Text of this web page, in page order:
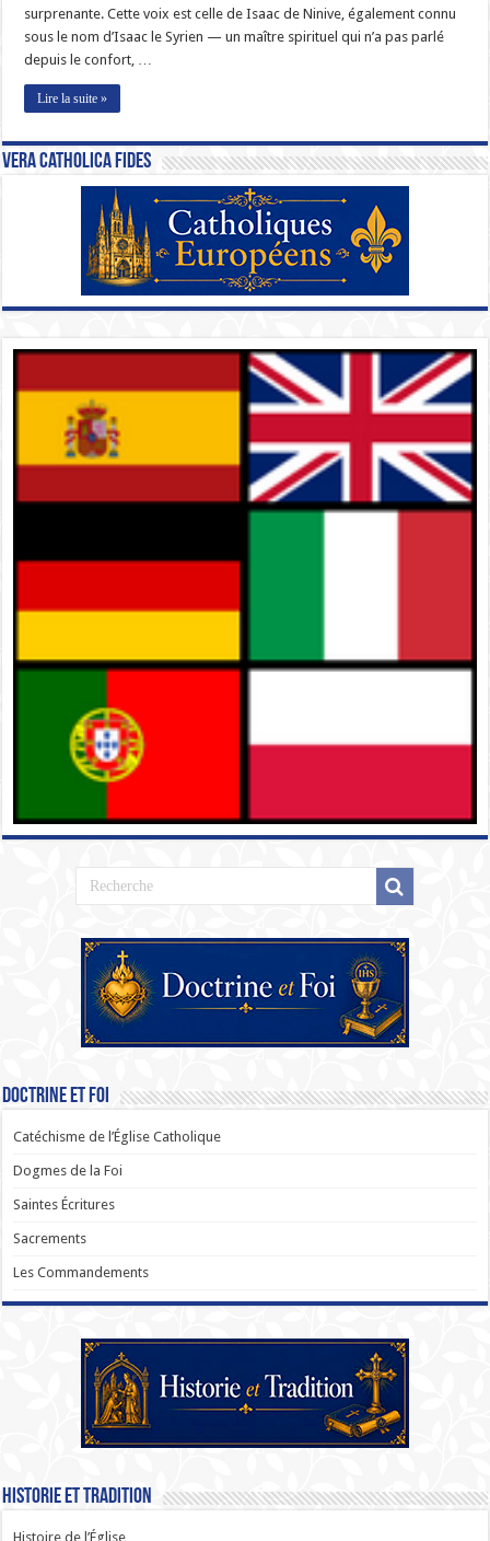
surprenante. Cette voix est celle de Isaac de Ninive, également connu
sous le nom d’Isaac le Syrien — un maître spirituel qui n’a pas parlé
depuis le confort, …
Lire la suite »
Vera Catholica Fides
Doctrine et Foi
Catéchisme de l’Église Catholique
Dogmes de la Foi
Saintes Écritures
Sacrements
Les Commandements
Historie et Tradition
Histoire de l’Église